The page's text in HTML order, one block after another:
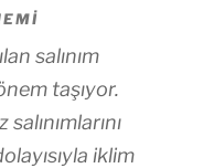
salınım
taşıyor.
iklim